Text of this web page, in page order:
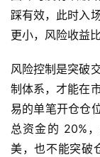
踩有效，此时入
更小，风险收益比
风险控制是突破
制体系，才能在
易的单笔开仓仓
总资金的 20%
美，也不能突破